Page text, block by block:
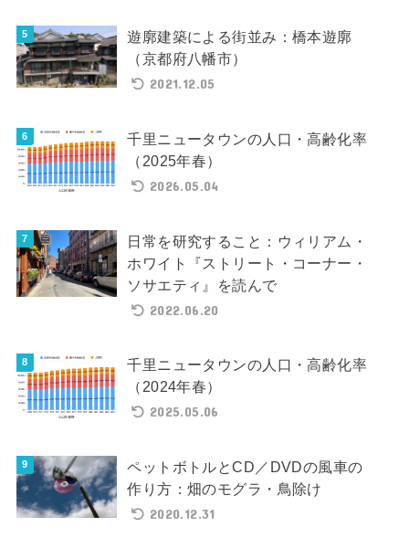
遊廓建築による街並み：橋本遊廓
（京都府八幡市）
2021.12.05
千里ニュータウンの人口・高齢化率
（2025年春）
2026.05.04
日常を研究すること：ウィリアム・
ホワイト『ストリート・コーナー・
ソサエティ』を読んで
2022.06.20
千里ニュータウンの人口・高齢化率
（2024年春）
2025.05.06
ペットボトルとCD／DVDの風車の
作り方：畑のモグラ・鳥除け
2020.12.31